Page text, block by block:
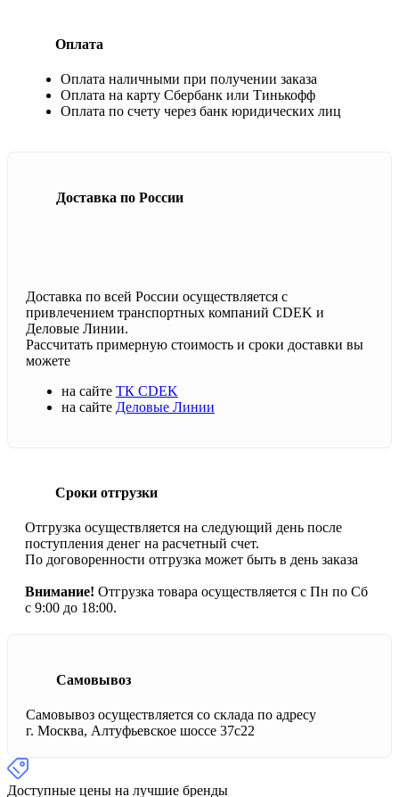
Оплата
Оплата наличными при получении заказа
Оплата на карту Сбербанк или Тинькофф
Оплата по счету через банк юридических лиц
Доставка по России
Доставка по всей России осуществляется с
привлечением транспортных компаний CDEK и
Деловые Линии.
Рассчитать примерную стоимость и сроки доставки вы
можете
на сайте ТК CDEK
на сайте Деловые Линии
Сроки отгрузки
Отгрузка осуществляется на следующий день после
поступления денег на расчетный счет.
По договоренности отгрузка может быть в день заказа
Внимание! Отгрузка товара осуществляется с Пн по Сб
с 9:00 до 18:00.
Самовывоз
Самовывоз осуществляется со склада по адресу
г. Москва, Алтуфьевское шоссе 37с22
Доступные цены на лучшие бренды